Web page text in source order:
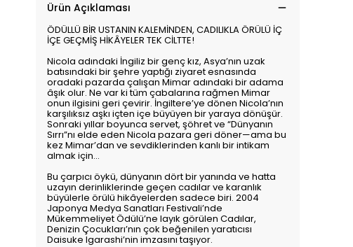
Ürün Açıklaması
ÖDÜLLÜ BİR USTANIN KALEMİNDEN, CADILIKLA ÖRÜLÜ İÇ
İÇE GEÇMİŞ HİKÂYELER TEK CİLTTE!
Nicola adındaki İngiliz bir genç kız, Asya’nın uzak
batısındaki bir şehre yaptığı ziyaret esnasında
oradaki pazarda çalışan Mimar adındaki bir adama
âşık olur. Ne var ki tüm çabalarına rağmen Mimar
onun ilgisini geri çevirir. İngiltere’ye dönen Nicola’nın
karşılıksız aşkı içten içe büyüyen bir yaraya dönüşür.
Sonraki yıllar boyunca servet, şöhret ve “Dünyanın
Sırrı”nı elde eden Nicola pazara geri döner—ama bu
kez Mimar’dan ve sevdiklerinden kanlı bir intikam
almak için…
Bu çarpıcı öykü, dünyanın dört bir yanında ve hatta
uzayın derinliklerinde geçen cadılar ve karanlık
büyülerle örülü hikâyelerden sadece biri. 2004
Japonya Medya Sanatları Festivali’nde
Mükemmeliyet Ödülü’ne layık görülen Cadılar,
Denizin Çocukları’nın çok beğenilen yaratıcısı
Daisuke Igarashi’nin imzasını taşıyor.